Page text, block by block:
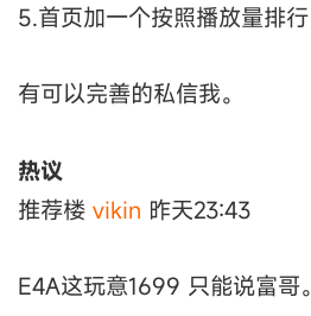
5.首页加一个按照播放量排行
有可以完善的私信我。
热议
推荐楼 vikin 昨天23:43
E4A这玩意1699 只能说富哥。